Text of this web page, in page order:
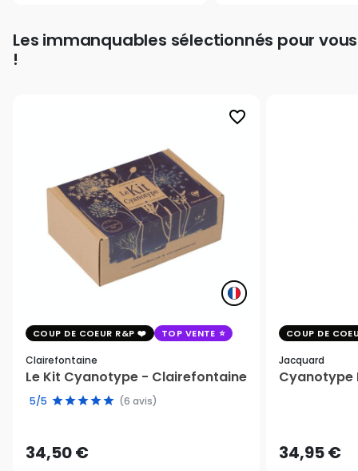
Les immanquables sélectionnés pour vous
!
favorite_border
COUP DE COEUR R&P TOP VENTE
Clairefontaine
Le Kit Cyanotype - Clairefontaine
5/5 (6 avis)
34,50 €
COUP DE
Jacquard
Cyanotype
34,95 €